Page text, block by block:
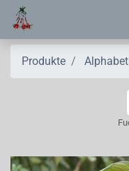
Produkte